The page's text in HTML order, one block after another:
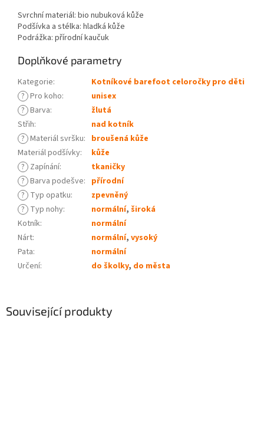
Související produkty
Svrchní materiál: bio nubuková kůže
Podšívka a stélka: hladká kůže
Podrážka: přírodní kaučuk
Doplňkové parametry
Kategorie:
Kotníkové barefoot celoročky pro děti
? Pro koho:
unisex
? Barva:
žlutá
Střih:
nad kotník
? Materiál svršku: broušená kůže
Materiál podšívky:
kůže
? Zapínání:
tkaničky
? Barva podešve: přírodní
? Typ opatku:
zpevněný
? Typ nohy: normální, široká
Kotník:
normální
Nárt: normální, vysoký
Pata:
normální
Určení: do školky, do města